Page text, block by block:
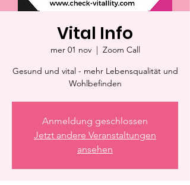
Vital Info
mer 01 nov
  |
Zoom Call
Gesund und vital - mehr Lebensqualität und
Wohlbefinden
Anmeldung geschlossen
Jetzt andere Veranstaltungen
ansehen